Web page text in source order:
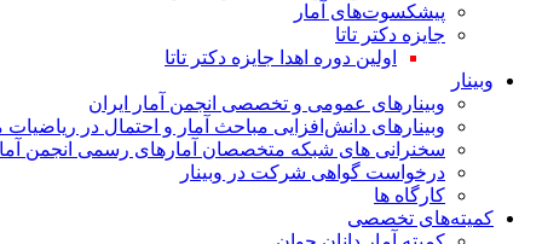
پیشکسوت‌های آمار
جایزه دکتر تاتا
اولین دوره اهدا جایزه دکتر تاتا
وبینار
وبینارهای عمومی و تخصصی انجمن آمار ایران
وبینارهای دانش‌افزایی مباحث آمار و احتمال در
سخنرانی های شبکه متخصصان آمارهای رسمی انجمن
درخواست گواهی شرکت در وبینار
کارگاه ها
کمیته‌های تخصصی